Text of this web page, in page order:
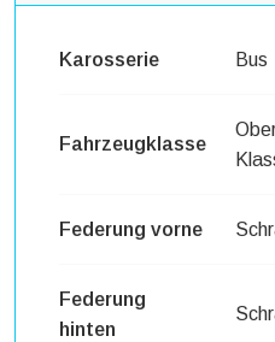
Karosserie Bus
Fahrzeugklasse
Federung vorne
Federung
hinten